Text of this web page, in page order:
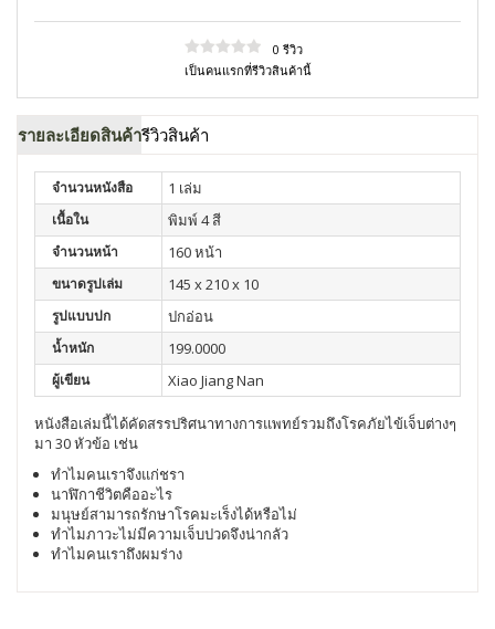
0 รีวิว
เป็นคนแรกที่รีวิวสินค้านี้
รายละเอียดสินค้ารีวิวสินค้า
จำนวนหนังสือ 1 เล่ม
เนื้อใน พิมพ์ 4 สี
จำนวนหน้า 160 หน้า
ขนาดรูปเล่ม 145 x 210 x 10
รูปแบบปก ปกอ่อน
น้ำหนัก 199.0000
ผู้เขียน Xiao Jiang Nan
หนังสือเล่มนี้ได้คัดสรรปริศนาทางการแพทย์รวมถึงโรคภัยไข้เจ็บต่างๆ
มา 30 หัวข้อ เช่น
ทำไมคนเราจึงแก่ชรา
นาฬิกาชีวิตคืออะไร
มนุษย์สามารถรักษาโรคมะเร็งได้หรือไม่
ทำไมภาวะไม่มีความเจ็บปวดจึงน่ากลัว
ทำไมคนเราถึงผมร่าง